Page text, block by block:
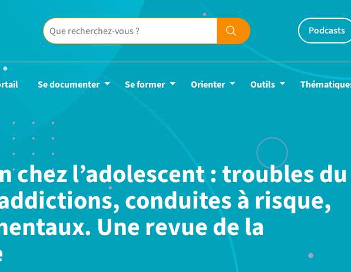
Podcasts
Se documenter Se former Orienter Outils
chez l’adolescent : troubles du
conduites à risque,
Une revue de la